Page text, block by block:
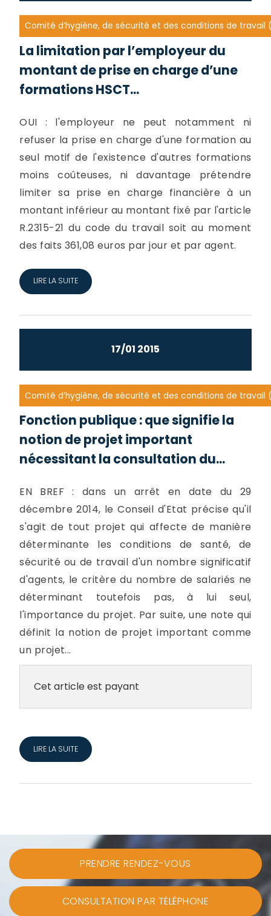
Comité d’hygiène, de sécurité et des conditions de travail
La limitation par l’employeur du
montant de prise en charge d’une
formations HSCT...
OUI : l'employeur ne peut notamment ni
refuser la prise en charge d'une formation au
seul motif de l'existence d'autres formations
moins coûteuses, ni davantage prétendre
limiter sa prise en charge financière à un
montant inférieur au montant fixé par l'article
R.2315-21 du code du travail soit au moment
des faits 361,08 euros par jour et par agent.
LIRE LA SUITE
17/01 2015
Comité d’hygiène, de sécurité et des conditions de travail
Fonction publique : que signifie la
notion de projet important
nécessitant la consultation du...
EN BREF : dans un arrêt en date du 29
décembre 2014, le Conseil d'Etat précise qu'il
s'agit de tout projet qui affecte de manière
déterminante les conditions de santé, de
sécurité ou de travail d'un nombre significatif
d'agents, le critère du nombre de salariés ne
déterminant toutefois pas, à lui seul,
l'importance du projet. Par suite, une note qui
définit la notion de projet important comme
un projet...
Cet article est payant
LIRE LA SUITE
PRENDRE RENDEZ-VOUS
CONSULTATION PAR TÉLÉPHONE